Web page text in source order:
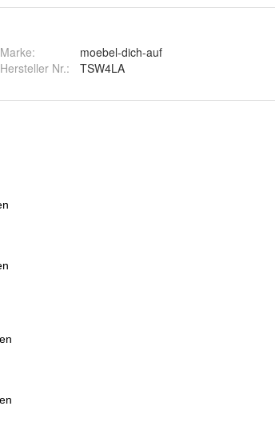
Marke:
moebel-dich-auf
Hersteller Nr.:
TSW4LA